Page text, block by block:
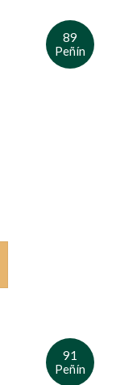
89
Peñín
91
Peñín